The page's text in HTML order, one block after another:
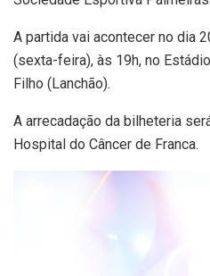
A partida vai acontecer no dia
(sexta-feira), às 19h, no
Filho (Lanchão).
A arrecadação da bilheteria
Hospital do Câncer de Franca.